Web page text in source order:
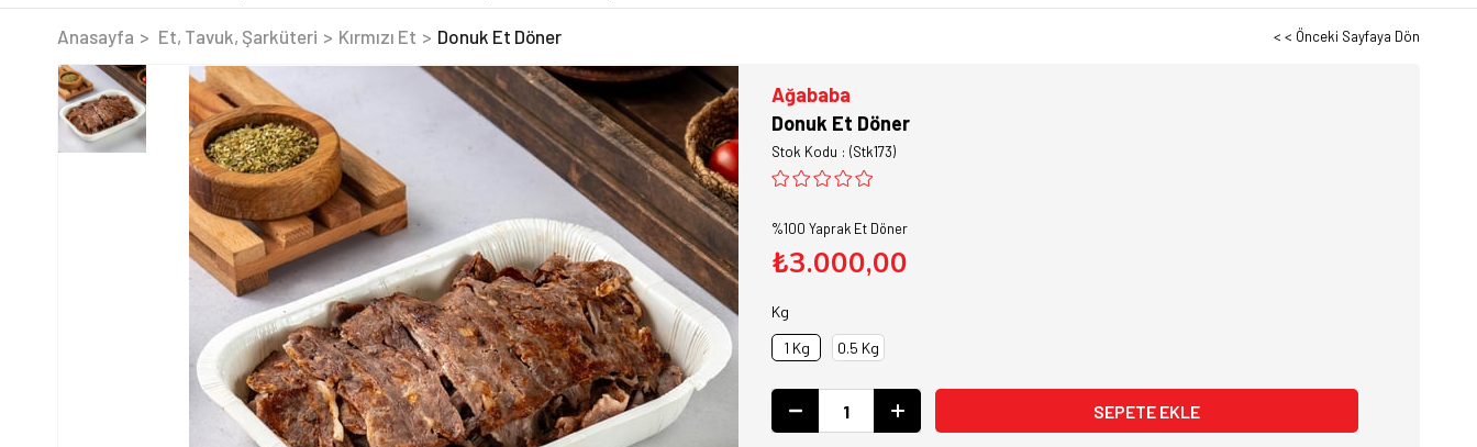
Anasayfa Et, Tavuk, Şarküteri Kırmızı Et Donuk Et Döner < < Önceki Sayfaya Dön
Ağababa
Donuk Et Döner
Stok Kodu (Stk173)
%100 Yaprak Et Döner
₺3.000,00
Kg
1 Kg
0.5 Kg